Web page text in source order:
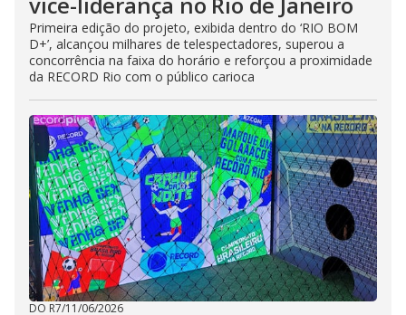
Primeira edição do projeto, exibida dentro do ‘RIO BOM
D+’, alcançou milhares de telespectadores, superou a
concorrência na faixa do horário e reforçou a proximidade
da RECORD Rio com o público carioca
DO R7/11/06/2026